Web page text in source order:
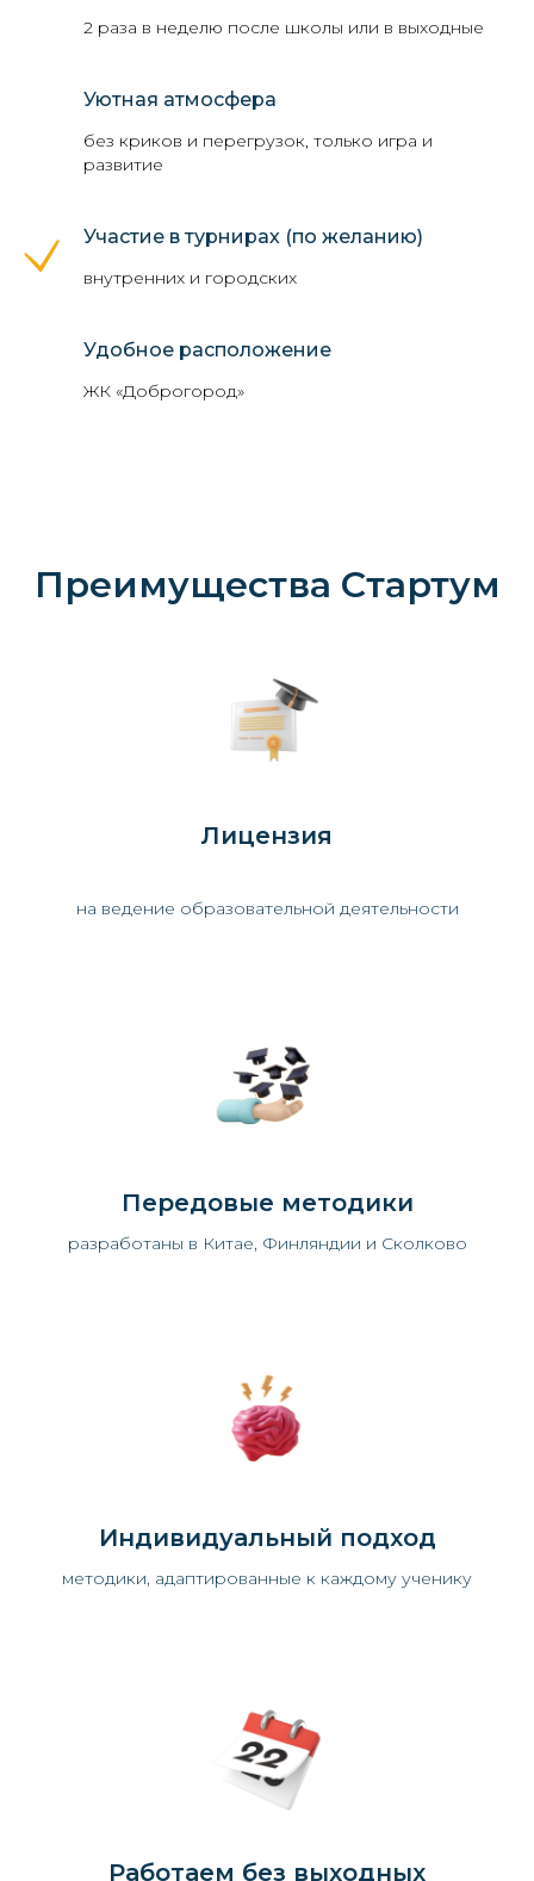
2 раза в неделю после школы или в выходные
Уютная атмосфера
без криков и перегрузок, только игра и
развитие
Участие в турнирах (по желанию)
внутренних и городских
Удобное расположение
ЖК «Доброгород»
Преимущества Стартум
Лицензия
на ведение образовательной деятельности
Передовые методики
разработаны в Китае, Финляндии и Сколково
Индивидуальный подход
методики, адаптированные к каждому ученику
Работаем без выходных